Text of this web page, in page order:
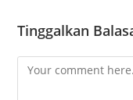
Tinggalkan
Comment